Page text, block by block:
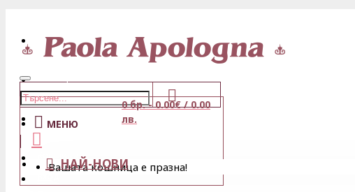
Вход
Магазини
0 бр. - 0.00€ / 0.00
лв.
Вашата кошница е празна!
МЕНЮ
НАЙ-НОВИ